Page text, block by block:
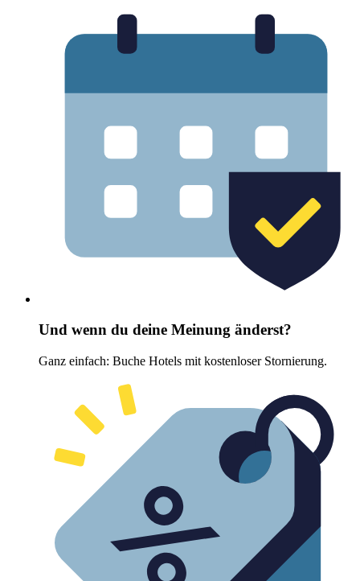
Und wenn du deine Meinung änderst?
Ganz einfach: Buche Hotels mit kostenloser Stornierung.